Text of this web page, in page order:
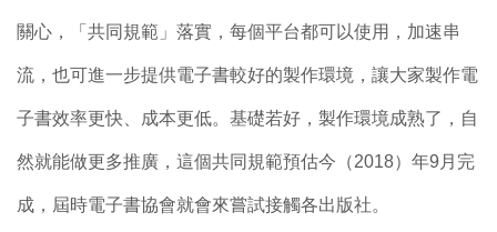
關心，「共同規範」落實，每個平台都可以使用，加速串
流，也可進一步提供電子書較好的製作環境，讓大家製作電
子書效率更快、成本更低。基礎若好，製作環境成熟了，自
然就能做更多推廣，這個共同規範預估今（2018）年9月完
成，屆時電子書協會就會來嘗試接觸各出版社。